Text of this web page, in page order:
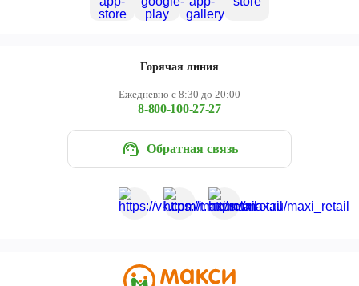
Горячая линия
Ежедневно с 8:30 до 20:00
8-800-100-27-27
Обратная связь